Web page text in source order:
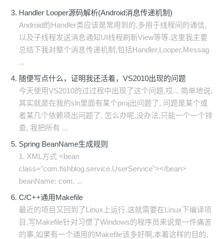
Handler Looper源码解析(Android消息传递机制)
Android的Handler类应该是常用到的,多用于线程间的通信,
以及子线程发送消息通知UI线程刷新View等等.这里我主要
总结下我对整个消息传递机制,包括Handler,Looper,Messag
...
随便写点什么，证明我还活着，VS2010出现的问题
今天使用VS2010的过过程中出现了这个问题,哎... 简单地说,
其实就是在我的sln里面有某个proj出问题了, 问题是某个或
者某几个依赖项出问题了, 怎么办呢,没办法,只能一个一个排
查, 我把所有 ...
Spring BeanName生成规则
1. XML方式 <bean
class="com.fishblog.service.UserService"></bean>
beanName: com. ...
C/C++通用Makefile
最近的项目又回到了Linux上运行,这就需要在Linux下编译项
目,写Makefile针对习惯了Windows的程序员来说是一件痛苦
的事,如果有一个通用的Makefile该多好啊,本着这样的目的,